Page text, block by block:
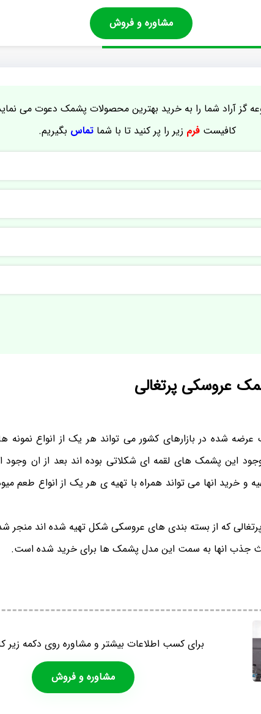
مشاوره و فروش
گز آراد شما را به خرید بهترین محصولات پشمک دعوت می
کافیستفرم زیر را پر کنید تا با شماتماس بگیریم.
عروسکی پرتغالی
شده در بازارهای کشور می تواند هر یک از انواع نمونه
این پشمک های لقمه ای شکلاتی بوده اند بعد از ان
و خرید انها می تواند همراه با تهیه ی هر یک از انواع طعم
که از بسته بندی های عروسکی شکل تهیه شده اند منجر
جذب انها به سمت این مدل پشمک ها برای خرید شده است.
برای کسب اطلاعات بیشتر و مشاوره روی دکمه زیر
مشاوره و فروش